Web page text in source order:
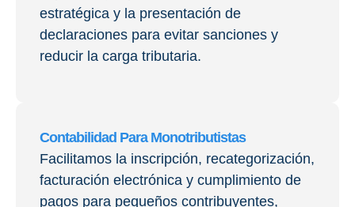
estratégica y la presentación de
declaraciones para evitar sanciones y
reducir la carga tributaria.
Contabilidad Para Monotributistas
Facilitamos la inscripción, recategorización,
facturación electrónica y cumplimiento de
pagos para pequeños contribuyentes,